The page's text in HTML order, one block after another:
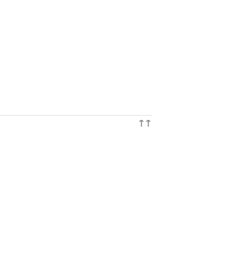
↑↑